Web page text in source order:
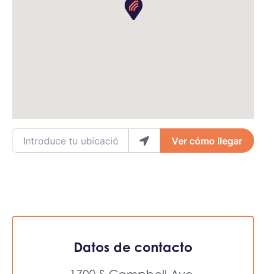
Introduce tu ubicación Ver cómo llegar
Datos de contacto